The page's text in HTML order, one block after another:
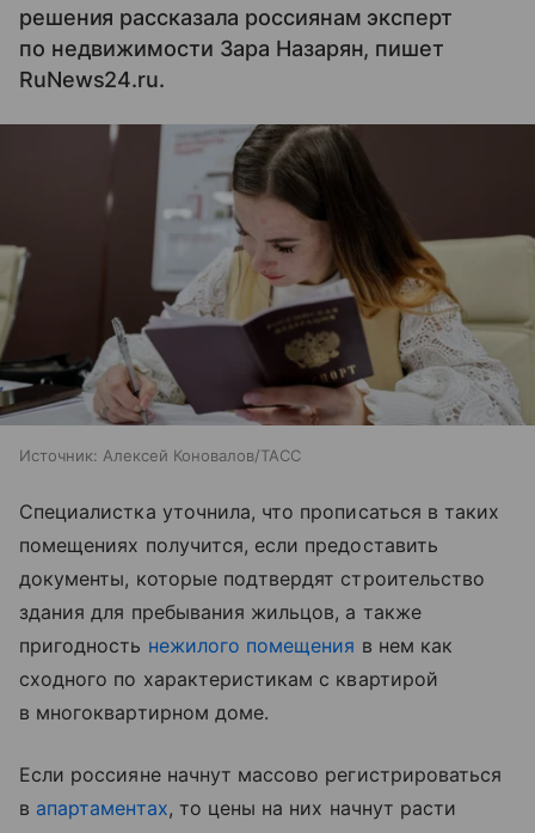
решения рассказала россиянам эксперт
по недвижимости Зара Назарян, пишет
RuNews24.ru.
Источник: Алексей Коновалов/ТАСС
Специалистка уточнила, что прописаться в таких
помещениях получится, если предоставить
документы, которые подтвердят строительство
здания для пребывания жильцов, а также
пригодность нежилого помещения в нем как
сходного по характеристикам с квартирой
в многоквартирном доме.
Если россияне начнут массово регистрироваться
в апартаментах, то цены на них начнут расти